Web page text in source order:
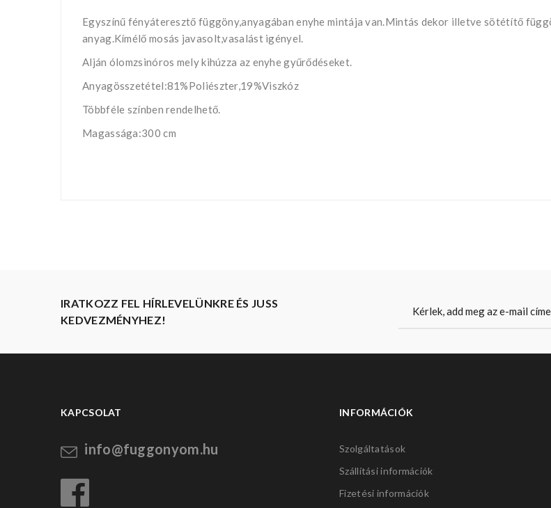
Egyszínű fényáteresztő függöny,anyagában enyhe mintája van.Mintás dekor illetve sötétítő
anyag.Kímélő mosás javasolt,vasalást igényel.
Alján ólomzsinóros mely kihúzza az enyhe gyűrődéseket.
Anyagösszetétel:81%Poliészter,19%Viszkóz
Többféle színben rendelhető.
Magassága:300 cm
IRATKOZZ FEL HÍRLEVELÜNKRE ÉS JUSS
KEDVEZMÉNYHEZ!
KAPCSOLAT
info@fuggonyom.hu
INFORMÁCIÓK
Szolgáltatások
Szállítási információk
Fizetési információk